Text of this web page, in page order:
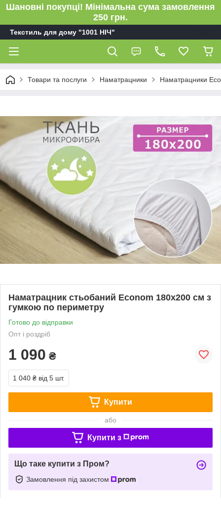
Шановні покупці! Мінімальна сума замовлення
250 грн.
Текстиль для дому "1001 НІЧ"
Товари та послуги Наматрацники Наматрацники
Наматрацник стьобаний Econom 180х200 см з
гумкою по периметру
Готово до відправки
Опт і роздріб
1 090 ₴
1 040 ₴ від 5 шт.
Купити
або
Купити з
Що таке купити з Пром?
Замовлення під захистом